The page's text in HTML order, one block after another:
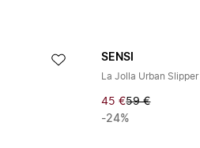
SENSI
La Jolla Urban Slipper
45 €59 €
-24%